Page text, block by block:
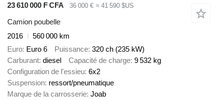
23 610 000 F CFA 36 000 € ≈ 41 590 $US
Camion poubelle
2016
560 000 km
Euro Euro 6 Puissance 320 ch (235 kW)
Carburant diesel Capacité de charge 9 532 kg
Configuration de l'essieu 6x2
Suspension ressort/pneumatique
Marque de la carrosserie Joab